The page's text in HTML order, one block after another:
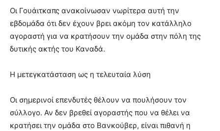
Οι Γουάιτκαπς ανακοίνωσαν νωρίτερα αυτή την
εβδομάδα ότι δεν έχουν βρει ακόμη τον κατάλληλο
αγοραστή για να κρατήσουν την ομάδα στην πόλη της
δυτικής ακτής του Καναδά.
Η μετεγκατάσταση ως η τελευταία λύση
Οι σημερινοί επενδυτές θέλουν να πουλήσουν τον
σύλλογο. Αν δεν βρεθεί αγοραστής που να θέλει να
κρατήσει την ομάδα στο Βανκούβερ, είναι πιθανή η